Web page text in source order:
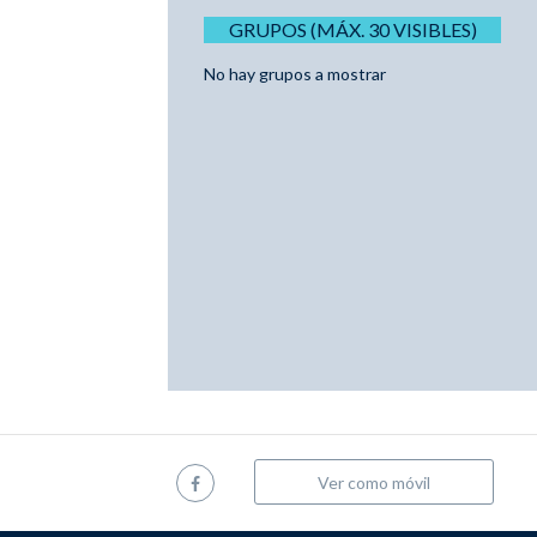
GRUPOS (MÁX. 30 VISIBLES)
No hay grupos a mostrar